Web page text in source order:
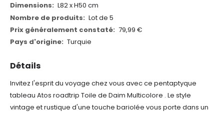
Détails
Invitez l'esprit du voyage chez vous avec ce pentaptyque
tableau Atos roadtrip Toile de Daim Multicolore . Le style
vintage et rustique d'une touche bariolée vous porte dans un
L82 x H50 cm
Lot de 5
79,99 €
Turquie